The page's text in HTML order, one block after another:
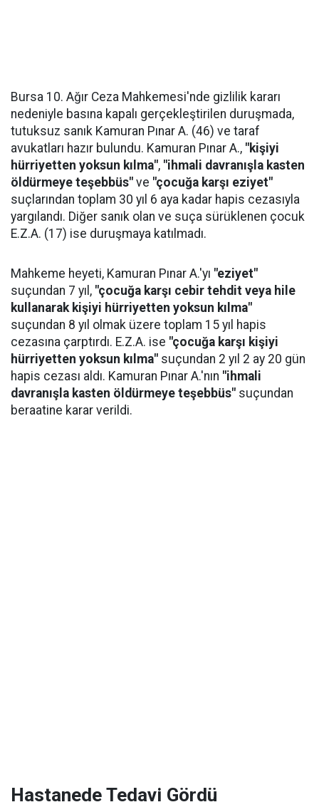
Bursa 10. Ağır Ceza Mahkemesi'nde gizlilik kararı
nedeniyle basına kapalı gerçekleştirilen duruşmada,
tutuksuz sanık Kamuran Pınar A. (46) ve taraf
avukatları hazır bulundu. Kamuran Pınar A., "kişiyi
hürriyetten yoksun kılma", "ihmali davranışla kasten
öldürmeye teşebbüs" ve "çocuğa karşı eziyet"
suçlarından toplam 30 yıl 6 aya kadar hapis cezasıyla
yargılandı. Diğer sanık olan ve suça sürüklenen çocuk
E.Z.A. (17) ise duruşmaya katılmadı.
Mahkeme heyeti, Kamuran Pınar A.'yı "eziyet"
suçundan 7 yıl, "çocuğa karşı cebir tehdit veya hile
kullanarak kişiyi hürriyetten yoksun kılma"
suçundan 8 yıl olmak üzere toplam 15 yıl hapis
cezasına çarptırdı. E.Z.A. ise "çocuğa karşı kişiyi
hürriyetten yoksun kılma" suçundan 2 yıl 2 ay 20 gün
hapis cezası aldı. Kamuran Pınar A.'nın "ihmali
davranışla kasten öldürmeye teşebbüs" suçundan
beraatine karar verildi.
Hastanede Tedavi Gördü